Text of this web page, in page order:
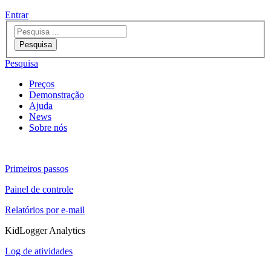
Entrar
Pesquisa
Pesquisa
Preços
Demonstração
Ajuda
News
Sobre nós
Primeiros passos
Painel de controle
Relatórios por e-mail
KidLogger Analytics
Log de atividades